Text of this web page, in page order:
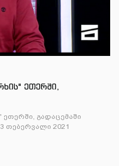
ეთერში,
გადაცემაში
თებერვალი 2021